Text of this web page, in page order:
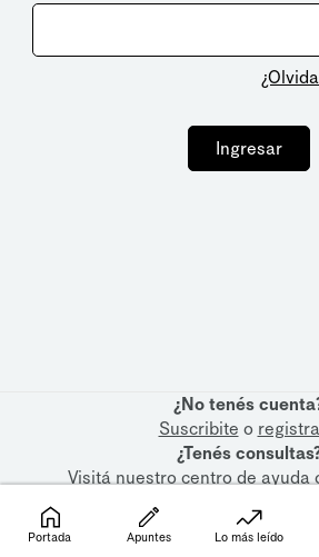
Ingresar
¿No tenés
Suscribite o
¿Tenés
Visitá nuestrocentro de ayuda
Portada Apuntes Lo más leído